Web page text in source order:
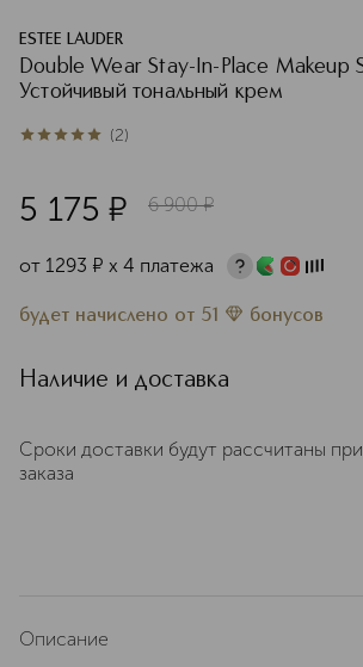
ESTEE LAUDER
Double Wear Stay-In-Place Makeup
Устойчивый тональный крем
5из 52 (2)
5 175 ¤ 6 900 ¤
от 1293 ¤ х 4 платежа
будет начислено от 51 бонусов
Наличие и доставка
Сроки доставки будут рассчитаны
заказа
Описание